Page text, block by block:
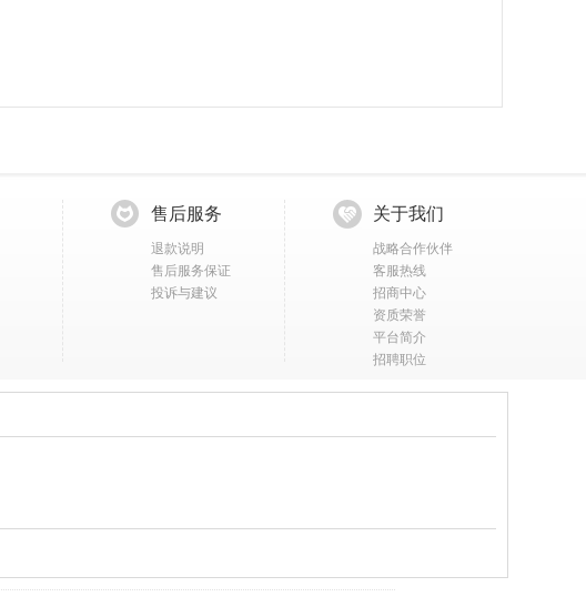
售后服务
退款说明
售后服务保证
投诉与建议
关于我们
战略合作伙伴
客服热线
招商中心
资质荣誉
平台简介
招聘职位